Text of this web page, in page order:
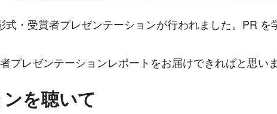
・受賞者プレゼンテーションが行われました。PR を
レゼンテーションレポートをお届けできればと思い
を聴いて